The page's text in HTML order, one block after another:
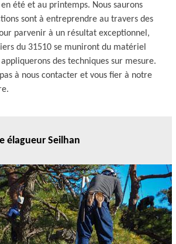
été et au printemps. Nous saurons
sont à entreprendre au travers des
parvenir à un résultat exceptionnel,
du 31510 se muniront du matériel
des techniques sur mesure.
pas à nous contacter et vous fier à notre
élagueur Seilhan